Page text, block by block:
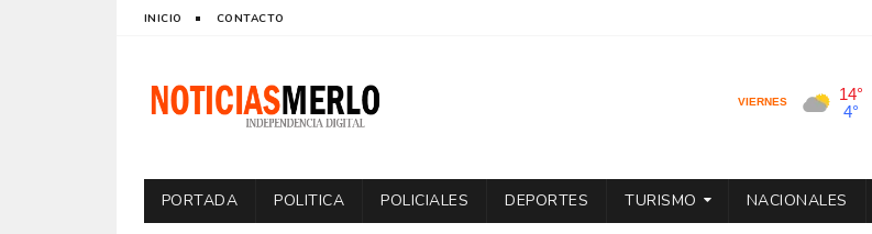
INICIO CONTACTO
PORTADA POLITICA POLICIALES DEPORTES TURISMO NACIONALES